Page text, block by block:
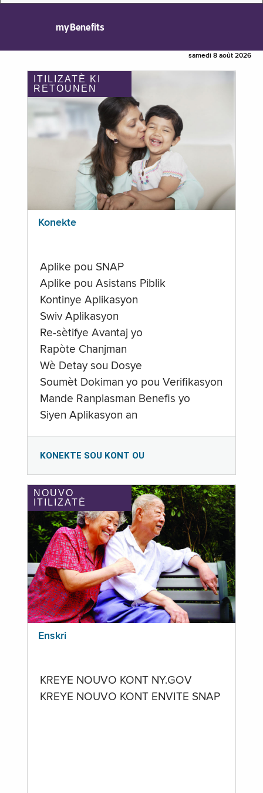
myBenefits
samedi 8 août 2026
ITILIZATÈ KI
RETOUNEN
Konekte
Aplike pou SNAP
Aplike pou Asistans Piblik
Kontinye Aplikasyon
Swiv Aplikasyon
Re-sètifye Avantaj yo
Rapòte Chanjman
Wè Detay sou Dosye
Soumèt Dokiman yo pou Verifikasyon
Mande Ranplasman Benefis yo
Siyen Aplikasyon an
KONEKTE SOU KONT OU
NOUVO
ITILIZATÈ
Enskri
KREYE NOUVO KONT NY.GOV
KREYE NOUVO KONT ENVITE SNAP